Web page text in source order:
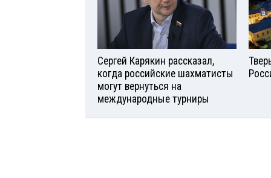
Сергей Карякин рассказал,
когда российские шахматисты
могут вернуться на
международные турниры